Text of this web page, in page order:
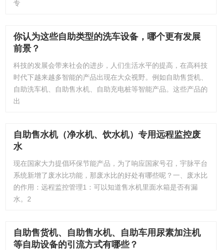
专
你认为这些自助类型的洗车设备，哪个更有发展
前景？
科技的发展会带来社会的进步，人们生活水平的提高，在高科技
时代下越来越多智能的产品出现在大众视野。例如自助售货机、
自助洗车机、自助售水机、自助充电桩等智能产品。这些产品的
出
自助售水机（净水机、饮水机）专用远程监控废
水
现在国家大力提倡环保节能产品，为了响应国家号召，宇脉平台
系统新增了废水比功能，那废水比的好处有哪些呢？一、废水比
的作用：远程监控管理1：可以知道售水机里面水箱是否有漏
水。2
自助售货机、自助售水机、自助车用尿素加注机
等自助设备的引流方式有哪些？